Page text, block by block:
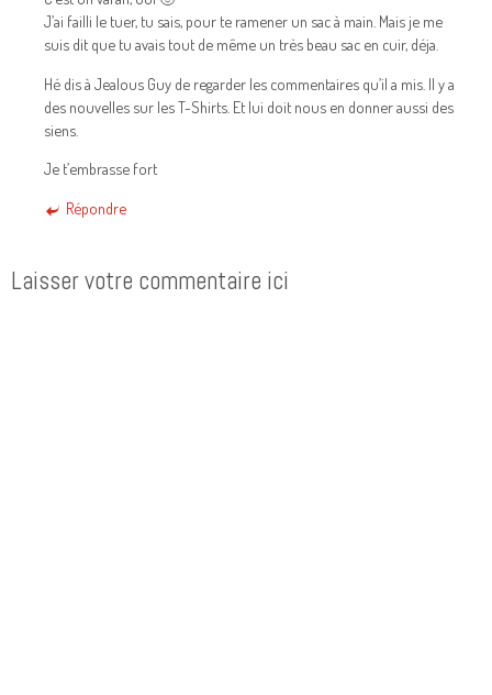
J’ai failli le tuer, tu sais, pour te ramener un sac à main. Mais je me
suis dit que tu avais tout de même un très beau sac en cuir, déja.
Hé dis à Jealous Guy de regarder les commentaires qu’il a mis. Il y a
des nouvelles sur les T-Shirts. Et lui doit nous en donner aussi des
siens.
Je t’embrasse fort
Répondre
Laisser votre commentaire ici